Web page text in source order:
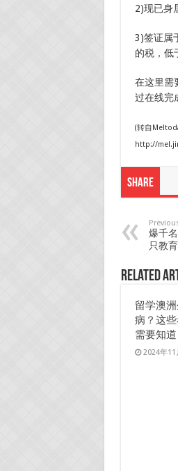
2)现已身
3)签证属
的税，低
在这里需
过在线完
(转自
http://
Share
爆千
只教
Related
留学澳
病？这
需要知道
2024年11